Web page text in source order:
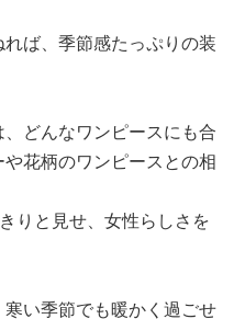
ば、季節感たっぷりの装
どんなワンピースにも合
花柄のワンピースとの相
りと見せ、女性らしさを
い季節でも暖かく過ごせ